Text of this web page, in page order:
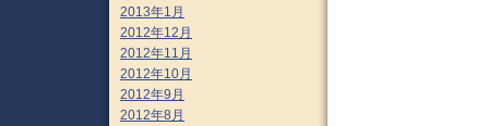
2013年1月
2012年12月
2012年11月
2012年10月
2012年9月
2012年8月